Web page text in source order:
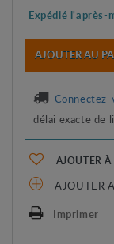
Expédié l'après-
AJOUTER AU
Connectez-
délai exacte de
AJOUTER À
AJOUTER
Imprimer